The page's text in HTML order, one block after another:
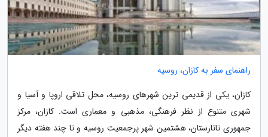
راهنمای سفر به کازان، روسیه
کازان، یکی از قدیمی ترین شهرهای روسیه، محل تلاقی اروپا و آسیا و
شهری متنوع از نظر فرهنگی، مذهبی و معماری است. کازان، مرکز
جمهوری تاتارستان، هشتمین شهر پرجمعیت روسیه و تا چند هفته دیگر